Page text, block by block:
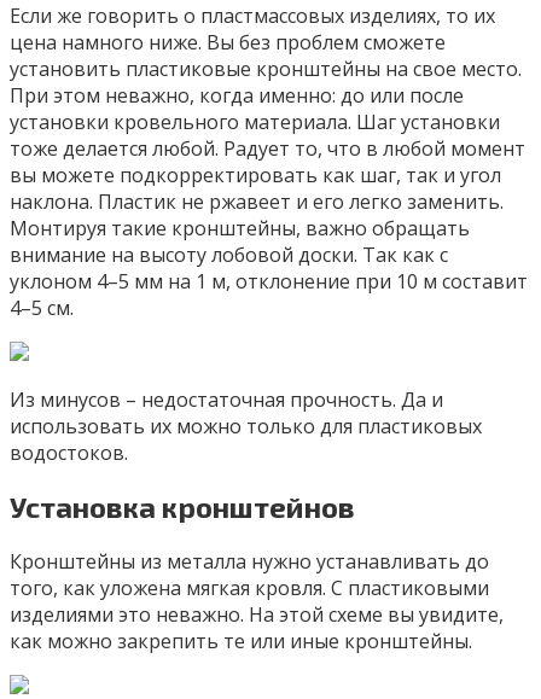
Если же говорить о пластмассовых изделиях, то их
цена намного ниже. Вы без проблем сможете
установить пластиковые кронштейны на свое место.
При этом неважно, когда именно: до или после
установки кровельного материала. Шаг установки
тоже делается любой. Радует то, что в любой момент
вы можете подкорректировать как шаг, так и угол
наклона. Пластик не ржавеет и его легко заменить.
Монтируя такие кронштейны, важно обращать
внимание на высоту лобовой доски. Так как с
уклоном 4–5 мм на 1 м, отклонение при 10 м составит
4–5 см.
Из минусов – недостаточная прочность. Да и
использовать их можно только для пластиковых
водостоков.
Установка кронштейнов
Кронштейны из металла нужно устанавливать до
того, как уложена мягкая кровля. С пластиковыми
изделиями это неважно. На этой схеме вы увидите,
как можно закрепить те или иные кронштейны.